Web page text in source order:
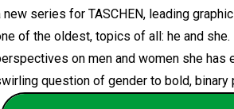
new series for TASCHEN, leading
of the oldest, topics of all: he and
on men and women she has
question of gender to bold, binary